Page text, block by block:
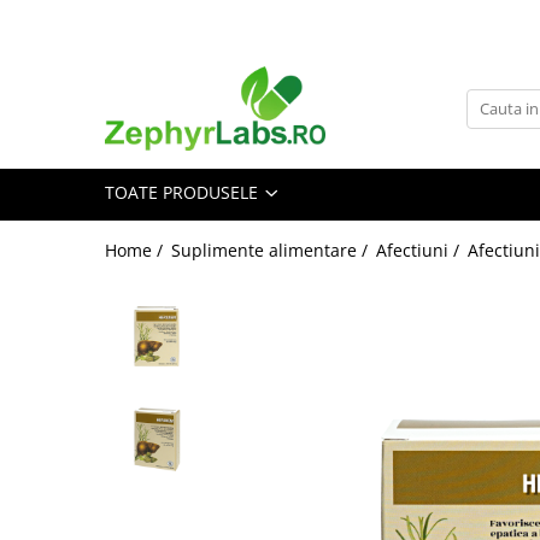
Alimentatie sanatoasa
Ingrijire și cosmetice
Scutece si servetele
Cosmetice copii
Protectie anti-insecte
TOATE PRODUSELE
Home / Suplimente alimentare / Afectiuni /